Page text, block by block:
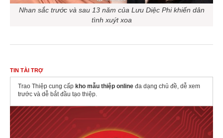
Nhan sắc trước và sau 13 năm của Lưu Diệc Phi khiến dân
tình xuýt xoa
TIN TÀI TRỢ
Trao Thiệp cung cấp kho mẫu thiệp online đa dạng chủ đề, dễ xem
trước và dễ bắt đầu tạo thiệp.